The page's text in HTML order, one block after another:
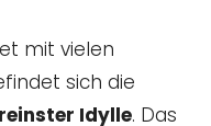
mit vielen
sich die
Idylle. Das